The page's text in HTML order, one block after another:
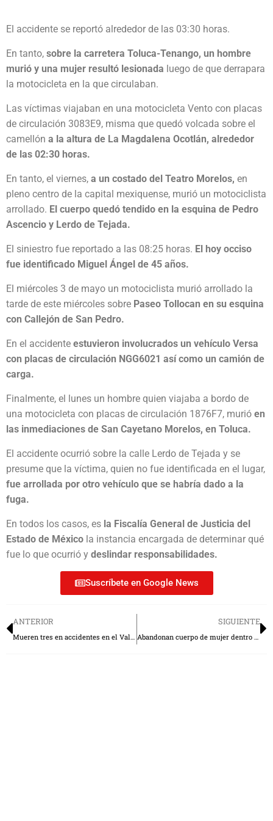
El accidente se reportó alrededor de las 03:30 horas.
En tanto, sobre la carretera Toluca-Tenango, un hombre
murió y una mujer resultó lesionada luego de que derrapara
la motocicleta en la que circulaban.
Las víctimas viajaban en una motocicleta Vento con placas
de circulación 3083E9, misma que quedó volcada sobre el
camellón a la altura de La Magdalena Ocotlán, alrededor
de las 02:30 horas.
En tanto, el viernes, a un costado del Teatro Morelos, en
pleno centro de la capital mexiquense, murió un motociclista
arrollado. El cuerpo quedó tendido en la esquina de Pedro
Ascencio y Lerdo de Tejada.
El siniestro fue reportado a las 08:25 horas. El hoy occiso
fue identificado Miguel Ángel de 45 años.
El miércoles 3 de mayo un motociclista murió arrollado la
tarde de este miércoles sobre Paseo Tollocan en su esquina
con Callejón de San Pedro.
En el accidente estuvieron involucrados un vehículo Versa
con placas de circulación NGG6021 así como un camión de
carga.
Finalmente, el lunes un hombre quien viajaba a bordo de
una motocicleta con placas de circulación 1876F7, murió en
las inmediaciones de San Cayetano Morelos, en Toluca.
El accidente ocurrió sobre la calle Lerdo de Tejada y se
presume que la víctima, quien no fue identificada en el lugar,
fue arrollada por otro vehículo que se habría dado a la
fuga.
En todos los casos, es la Fiscalía General de Justicia del
Estado de México la instancia encargada de determinar qué
fue lo que ocurrió y deslindar responsabilidades.
Suscríbete en Google News
ANTERIOR
Mueren tres en accidentes en el Valle de Toluca
SIGUIENTE
Abandonan cuerpo de mujer dentro de autobús en Toluca